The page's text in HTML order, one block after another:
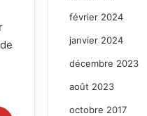
février 2024
janvier 2024
décembre 2023
août 2023
octobre 2017